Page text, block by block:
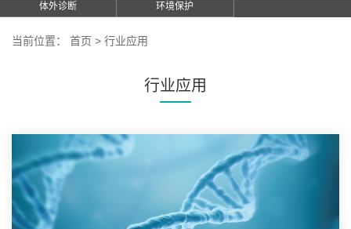
体外诊断
环境保护
当前位置： 首页 > 行业应用
行业应用